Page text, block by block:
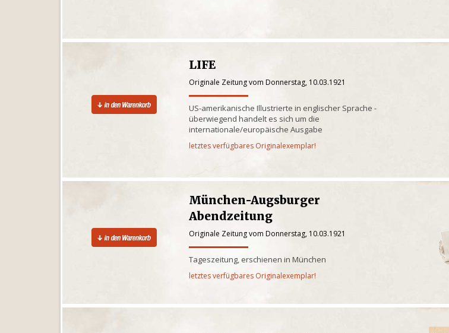
LIFE
Originale Zeitung vom Donnerstag, 10.03.1921
US-amerikanische Illustrierte in englischer Sprache -
überwiegend handelt es sich um die
internationale/europäische Ausgabe
letztes verfügbares Originalexemplar!
München-Augsburger
Abendzeitung
Originale Zeitung vom Donnerstag, 10.03.1921
Tageszeitung, erschienen in München
letztes verfügbares Originalexemplar!